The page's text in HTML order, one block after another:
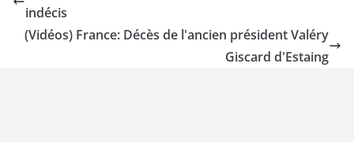
indécis
(Vidéos) France: Décès de l'ancien président Valéry
Giscard d'Estaing